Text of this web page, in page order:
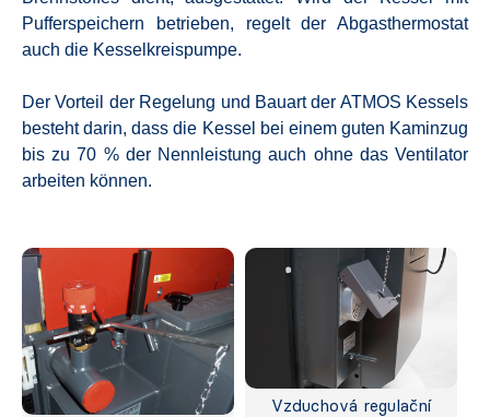
Pufferspeichern betrieben, regelt der Abgasthermostat
auch die Kesselkreispumpe.
Der Vorteil der Regelung und Bauart der ATMOS Kessels
besteht darin, dass die Kessel bei einem guten Kaminzug
bis zu 70 % der Nennleistung auch ohne das Ventilator
arbeiten können.
Vzduchová regulační